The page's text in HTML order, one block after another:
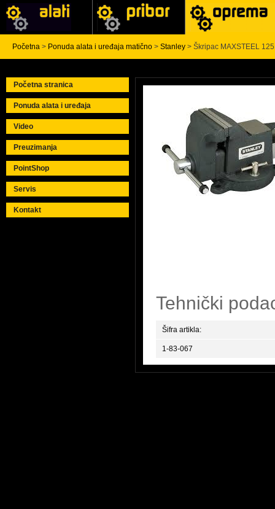
Početna > Ponuda alata i uređaja matično > Stanley > Škripac MAXSTEEL
Početna stranica
Ponuda alata i uređaja
Video
Preuzimanja
PointShop
Servis
Kontakt
Tehnički
Šifra artikla:
1-83-067